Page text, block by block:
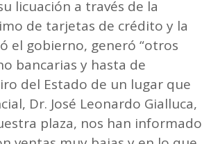
licuación a través de la
de tarjetas de crédito y la
el gobierno, generó “otros
bancarias y hasta de
del Estado de un lugar que
Dr. José Leonardo Gialluca,
plaza, nos han informado